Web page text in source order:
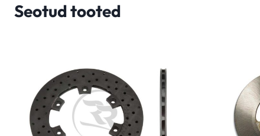
Seotud tooted